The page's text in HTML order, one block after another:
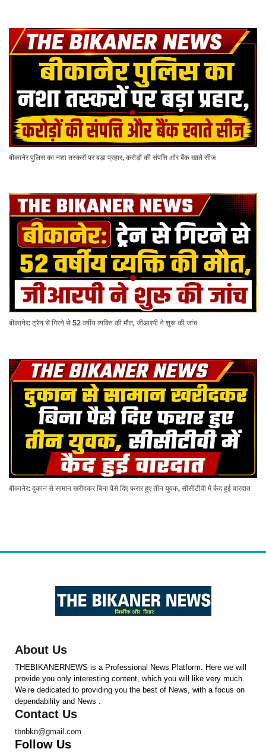
बीकानेर पुलिस का नशा तस्करों पर बड़ा प्रहार, करोड़ों की संपत्ति और बैंक खाते सीज
बीकानेर: ट्रेन से गिरने से 52 वर्षीय व्यक्ति की मौत, जीआरपी ने शुरू की जांच
बीकानेर: दुकान से सामान खरीदकर बिना पैसे दिए फरार हुए तीन युवक, सीसीटीवी में कैद हुई वारदात
About Us
THEBIKANERNEWS is a Professional News Platform. Here we will
provide you only interesting content, which you will like very much.
We’re dedicated to providing you the best of News, with a focus on
dependability and News .
Contact Us
tbnbkn@gmail.com
Follow Us